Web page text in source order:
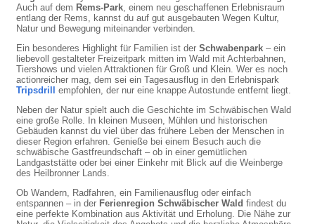
Auch auf dem Rems-Park, einem neu geschaffenen Erlebnisraum
entlang der Rems, kannst du auf gut ausgebauten Wegen Kultur,
Natur und Bewegung miteinander verbinden.
Ein besonderes Highlight für Familien ist derSchwabenpark – ein
liebevoll gestalteter Freizeitpark mitten im Wald mit Achterbahnen,
Tiershows und vielen Attraktionen für Groß und Klein. Wer es noch
actionreicher mag, dem sei ein Tagesausflug in den Erlebnispark
Tripsdrill
empfohlen, der nur eine knappe Autostunde entfernt liegt.
Neben der Natur spielt auch die Geschichte im Schwäbischen Wald
eine große Rolle. In kleinen Museen, Mühlen und historischen
Gebäuden kannst du viel über das frühere Leben der Menschen in
dieser Region erfahren. Genieße bei einem Besuch auch die
schwäbische Gastfreundschaft – ob in einer gemütlichen
Landgaststätte oder bei einer Einkehr mit Blick auf die Weinberge
des Heilbronner Lands.
Ob Wandern, Radfahren, ein Familienausflug oder einfach
entspannen – in der Ferienregion Schwäbischer Wald findest du
eine perfekte Kombination aus Aktivität und Erholung. Die Nähe zur